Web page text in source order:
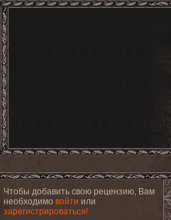
Чтобы добавить свою рецензию, Вам
необходимо войти или
зарегистрироваться!